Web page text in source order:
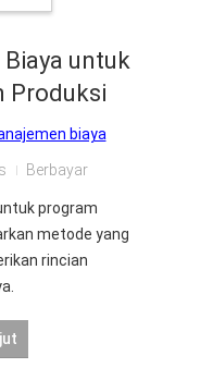
untuk
Produksi
biaya
Berbayar
program
metode yang
rincian